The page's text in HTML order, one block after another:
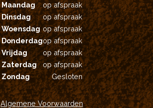
Maandag
op afspraak
Dinsdag
op afspraak
Woensdag op afspraak
Donderdagop afspraak
Vrijdag
op afspraak
Zaterdag
op afspraak
Zondag
Gesloten
Algemene Voorwaarden